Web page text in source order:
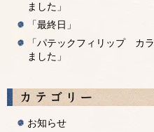
ました」
「最終日」
「パテックフィリップ
ました」
お知らせ